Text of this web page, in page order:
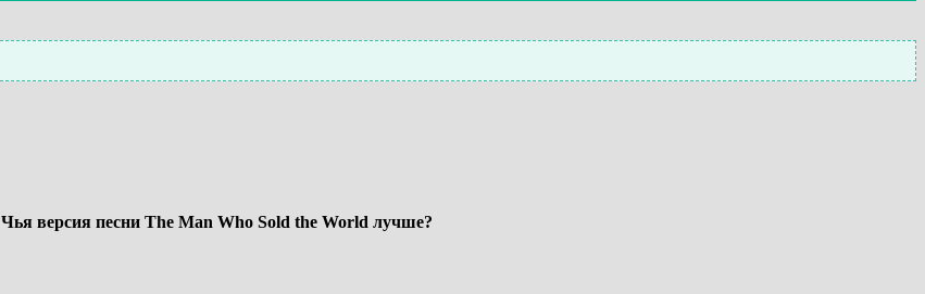
Чья версия песни The Man Who Sold the World лучше?